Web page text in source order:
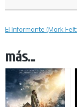
El Informante (Mark
más...